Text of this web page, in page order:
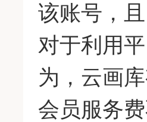
该账号，
对于利用
为，云画
会员服务